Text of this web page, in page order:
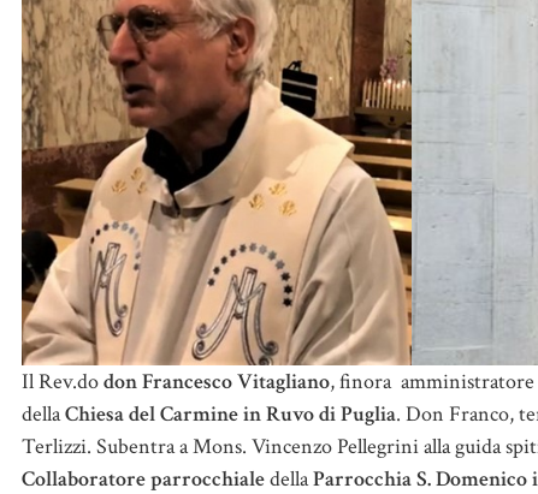
Il Rev.dodon Francesco Vitagliano, finora amministratore
dellaChiesa del Carmine in Ruvo di Puglia. Don Franco,
Terlizzi. Subentra a Mons. Vincenzo Pellegrini alla guida
Collaboratore parrocchialedellaParrocchia S. Domenico